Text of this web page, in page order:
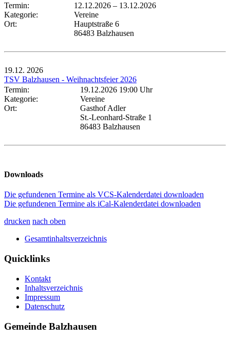
Termin:
12.12.2026 – 13.12.2026
Kategorie:
Vereine
Ort:
Hauptstraße 6
86483 Balzhausen
19.12. 2026
TSV Balzhausen - Weihnachtsfeier 2026
Termin:
19.12.2026 19:00 Uhr
Kategorie:
Vereine
Ort:
Gasthof Adler
St.-Leonhard-Straße 1
86483 Balzhausen
Downloads
Die gefundenen Termine als VCS-Kalenderdatei downloaden
Die gefundenen Termine als iCal-Kalenderdatei downloaden
drucken nach oben
Gesamtinhaltsverzeichnis
Quicklinks
Kontakt
Inhaltsverzeichnis
Impressum
Datenschutz
Gemeinde Balzhausen